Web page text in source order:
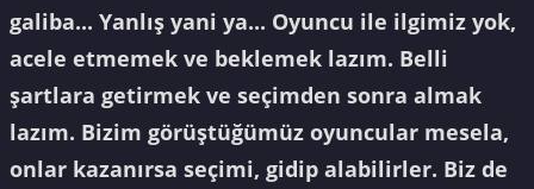
galiba... Yanlış yani ya... Oyuncu ile ilgimiz yok,
acele etmemek ve beklemek lazım. Belli
şartlara getirmek ve seçimden sonra almak
lazım. Bizim görüştüğümüz oyuncular mesela,
onlar kazanırsa seçimi, gidip alabilirler. Biz de